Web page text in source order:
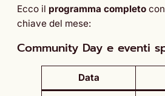
Ecco il programma completo
chiave del mese:
Community Day e eventi
Data